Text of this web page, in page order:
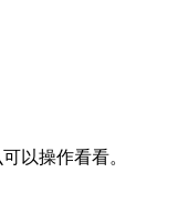
以操作看看。